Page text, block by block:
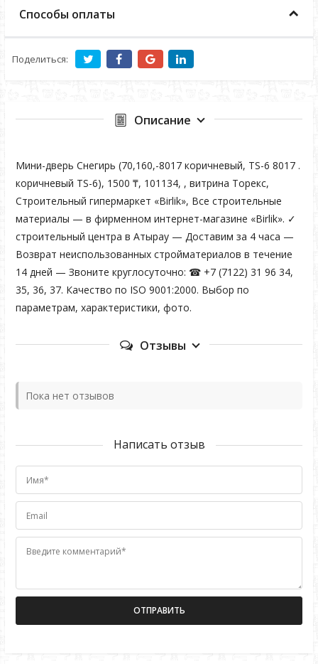
Способы оплаты
Поделиться:
Описание
Мини-дверь Снегирь (70,160,-8017 коричневый, ТS-6 8017 .
коричневый TS-6), 1500 ₸, 101134, , витрина Торекс,
Строительный гипермаркет «Birlik», Все строительные
материалы — в фирменном интернет-магазине «Birlik». ✓
строительный центра в Атырау — Доставим за 4 часа —
Возврат неиспользованных стройматериалов в течение
14 дней — Звоните круглосуточно: ☎ +7 (7122) 31 96 34,
35, 36, 37. Качество по ISO 9001:2000. Выбор по
параметрам, характеристики, фото.
Отзывы
Пока нет отзывов
Написать отзыв
Имя*
Email
Введите комментарий*